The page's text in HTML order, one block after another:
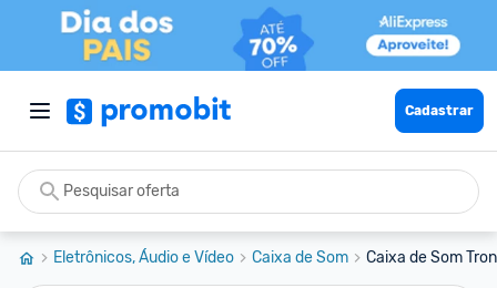
Cadastrar
Eletrônicos, Áudio e Vídeo Caixa de Som Caixa de Som